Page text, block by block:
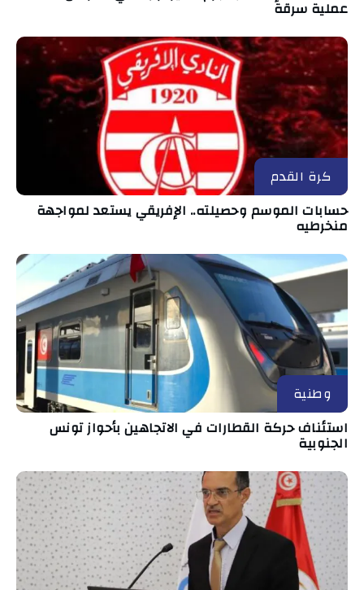
عملية سرقة
كرة القدم
حسابات الموسم وحصيلته.. الإفريقي يستعد لمواجهة
منخرطيه
وطنية
استئناف حركة القطارات في الاتجاهين بأحواز تونس
الجنوبية